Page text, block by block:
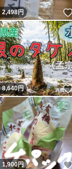
2,498円
8,640円
1,900円